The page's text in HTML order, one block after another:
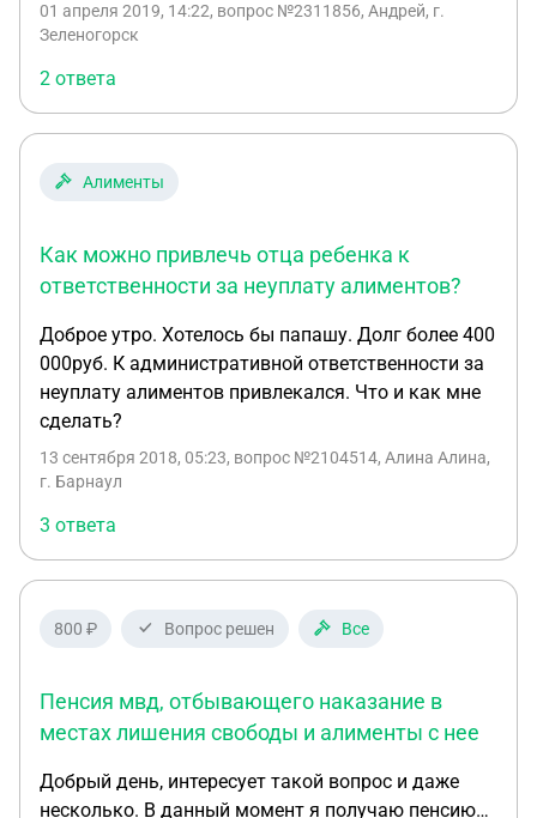
оклад на работе 11000 примерно, плачу за
как мне жить? на что кушать? можно ли решить
эту трудность? и в колонии мне о долге ни чего не
сообщалось и работы там не было ни какой, это
как вообще так? до суицида довести чтоль хотят?
01 апреля 2019, 14:22, вопрос №2311856, Андрей, г.
Зеленогорск
2 ответа
Алименты
Как можно привлечь отца ребенка к
ответственности за неуплату алиментов?
Доброе утро. Хотелось бы папашу. Долг более 400
000руб. К административной ответственности за
неуплату алиментов привлекался. Что и как мне
сделать?
13 сентября 2018, 05:23, вопрос №2104514, Алина Алина,
г. Барнаул
3 ответа
800 ₽ Вопрос решен Все
Пенсия мвд, отбывающего наказание в
местах лишения свободы и алименты с нее
Добрый день, интересует такой вопрос и даже
несколько. В данный момент я получаю пенсию